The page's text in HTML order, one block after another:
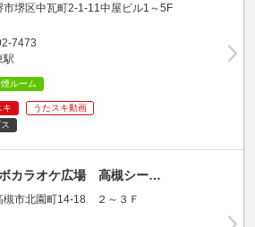
市堺区中瓦町2-1-11中屋ビル1～5F
7473
駅
ルーム
キ
うたスキ動画
カラオケ広場 高槻シー…
槻市北園町14-18 ２～３Ｆ